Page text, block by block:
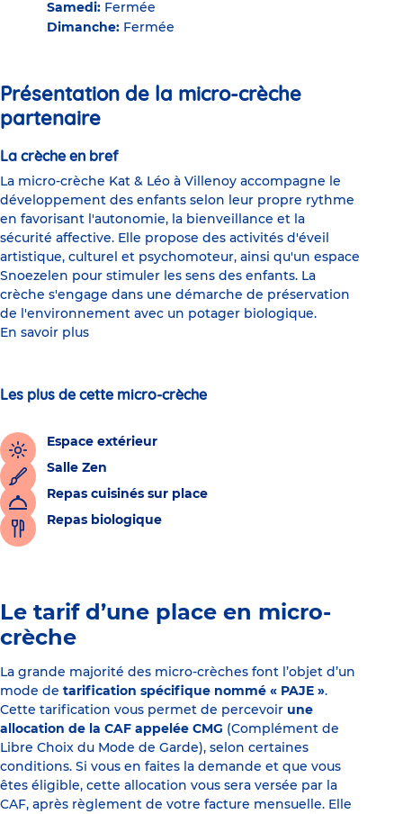
Samedi: Fermée
Dimanche: Fermée
Présentation de la micro-crèche
partenaire
La crèche en bref
La micro-crèche Kat & Léo à Villenoy accompagne le
développement des enfants selon leur propre rythme
en favorisant l'autonomie, la bienveillance et la
sécurité affective. Elle propose des activités d'éveil
artistique, culturel et psychomoteur, ainsi qu'un espace
Snoezelen pour stimuler les sens des enfants. La
crèche s'engage dans une démarche de préservation
de l'environnement avec un potager biologique.
En savoir plus
Les plus de cette micro-crèche
Espace extérieur
Salle Zen
Repas cuisinés sur place
Repas biologique
Le tarif d’une place en micro-
crèche
La grande majorité des micro-crèches font l’objet d’un
mode de tarification spécifique nommé « PAJE ».
Cette tarification vous permet de percevoir une
allocation de la CAF appelée CMG (Complément de
Libre Choix du Mode de Garde), selon certaines
conditions. Si vous en faites la demande et que vous
êtes éligible, cette allocation vous sera versée par la
CAF, après règlement de votre facture mensuelle. Elle